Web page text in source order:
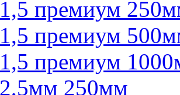
премиум
премиум
премиум
250мм